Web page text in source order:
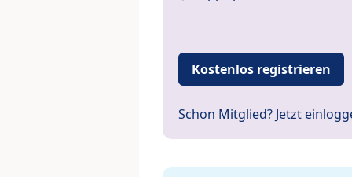
Kostenlos registrieren
Schon Mitglied? Jetzt